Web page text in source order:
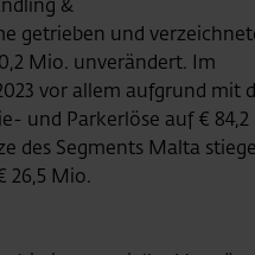
&
getrieben und
Mio. unverändert. Im
vor allem aufgrund mit
und Parkerlöse auf € 84,2
des Segments Malta
26,5 Mio.